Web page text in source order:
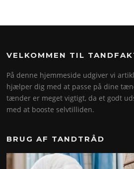
VELKOMMEN TIL
På denne hjemmeside udgiver vi
hjælper dig med at passe på dine
tænder er meget vigtigt, da et godt
med at booste selvtilliden.
BRUG AF TANDTRÅD